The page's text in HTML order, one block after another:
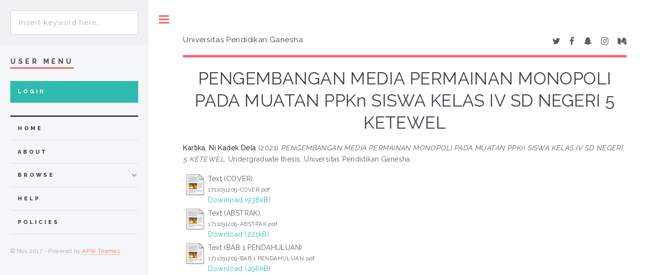
Universitas Pendidikan Ganesha
PENGEMBANGAN MEDIA PERMAINAN MONOPOLI
PADA MUATAN PPKn SISWA KELAS IV SD NEGERI 5
KETEWEL
Kartika, Ni Kadek Dela (2021) PENGEMBANGAN MEDIA PERMAINAN MONOPOLI PADA MUATAN PPKn SISWA KELAS IV SD NEGERI
5 KETEWEL. Undergraduate thesis, Universitas Pendidikan Ganesha.
Text (COVER)
1711031209-COVER.pdf
Download (938kB)
Text (ABSTRAK)
1711031209-ABSTRAK.pdf
Download (221kB)
Text (BAB 1 PENDAHULUAN)
1711031209-BAB 1 PENDAHULUAN.pdf
Download (496kB)
USER MENU
LOGIN
HOME
ABOUT
BROWSE
HELP
POLICIES
© Nov 2017 - Powered byAPW Themes